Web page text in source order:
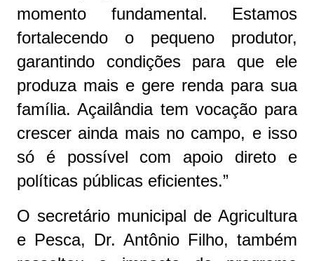
momento fundamental. Estamos
fortalecendo o pequeno produtor,
garantindo condições para que ele
produza mais e gere renda para sua
família. Açailândia tem vocação para
crescer ainda mais no campo, e isso
só é possível com apoio direto e
políticas públicas eficientes.”
O secretário municipal de Agricultura
e Pesca, Dr. Antônio Filho, também